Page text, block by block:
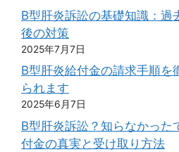
B型肝炎訴訟の基礎知識：過
後の対策
2025年7月7日
B型肝炎給付金の請求手順を
られます
2025年6月7日
B型肝炎訴訟？知らなかった
付金の真実と受け取り方法